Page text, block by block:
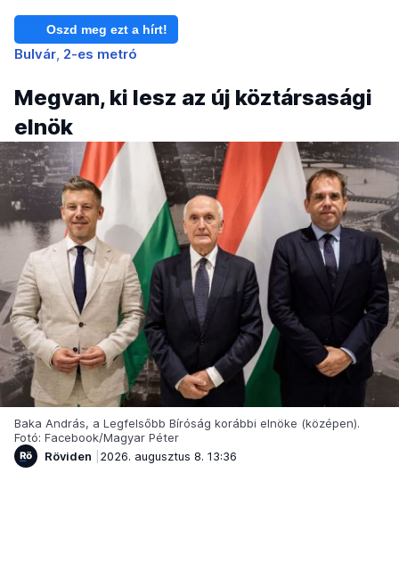
Oszd meg ezt a hírt!
Bulvár 2-es metró
Megvan, ki lesz az új köztársasági
elnök
Baka András, a Legfelsőbb Bíróság korábbi elnöke (középen).
Fotó: Facebook/Magyar Péter
Röviden
2026. augusztus 8. 13:36